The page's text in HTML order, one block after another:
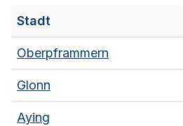
Stadt
Oberpframmern
Glonn
Aying